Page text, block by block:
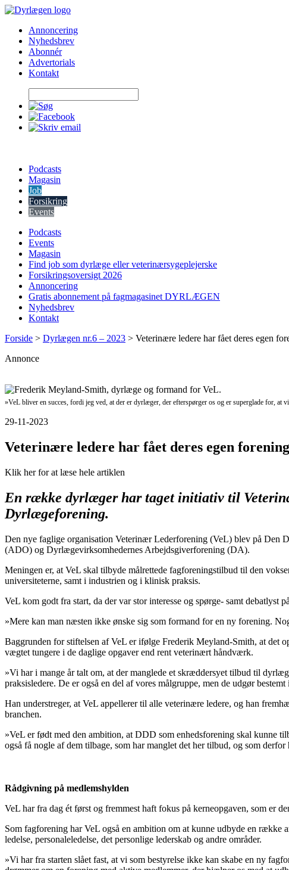
Skip
contentAnnoncering
Nyhedsbrev
Abonnér
Advertorials
Kontakt
Podcasts
Magasin
Job
Forsikring
Events
Podcasts
Events
Magasin
Find job som dyrlæge eller veterinærsygeplejerske
Forsikringsoversigt 2026
Annoncering
Gratis abonnement på fagmagasinet DYRLÆGEN
Nyhedsbrev
Kontakt
Forside > Dyrlægen nr.6 – 2023 > Veterinære ledere har fået deres egen
Annonce
»VeL bliver en succes, fordi jeg ved, at der er dyrlæger, der efterspørger os og er superglade for,
29-11-2023
Veterinære ledere har fået deres egen forening
Klik her for at læse hele artiklen
En række dyrlæger har taget initiativ til
Dyrlægeforening.
Den nye faglige organisation Veterinær Lederforening (VeL) blev på Den
(ADO) og Dyrlægevirksomhedernes Arbejdsgiverforening (DA).
Meningen er, at VeL skal tilbyde målrettede fagforeningstilbud til den
universiteterne, samt i industrien og i klinisk praksis.
VeL kom godt fra start, da der var stor interesse og spørge- samt
»Mere kan man næsten ikke ønske sig som formand for en ny forening.
Baggrunden for stiftelsen af VeL er ifølge Frederik Meyland-Smith, at det
vægtet tungere i de daglige opgaver end rent veterinært håndværk.
»Vi har i mange år talt om, at der manglede et skræddersyet tilbud til
praksisledere. De er også en del af vores målgruppe, men de udgør
Han understreger, at VeL appellerer til alle veterinære ledere, og han
branchen.
»VeL er født med den ambition, at DDD som enhedsforening skal kunne
også få nogle af dem tilbage, som har manglet det her tilbud, og som
Rådgivning på medlemshylden
VeL har fra dag ét først og fremmest haft fokus på kerneopgaven, som
Som fagforening har VeL også en ambition om at kunne udbyde en
ledelse, personaleledelse, det personlige lederskab og andre områder.
»Vi har fra starten slået fast, at vi som bestyrelse ikke kan skabe en ny